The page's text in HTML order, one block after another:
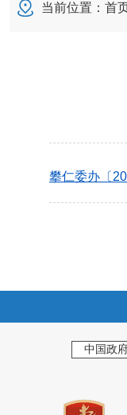
当前位置： 首
攀仁委办〔
中国政